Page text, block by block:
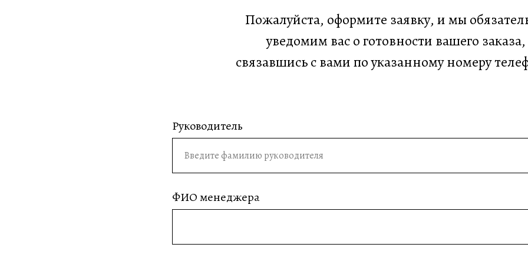
Пожалуйста, оформите заявку, и мы
уведомим вас о готовности вашего заказа,
связавшись с вами по указанному номеру
Руководитель
ФИО менеджера